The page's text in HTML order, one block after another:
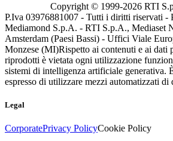
Copyright © 1999-2026 RTI
P.Iva 03976881007 - Tutti i diritti riservati -
Mediamond S.p.A. - RTI S.p.A., Mediaset
Amsterdam (Paesi Bassi) - Uffici Viale
Monzese (MI)Rispetto ai contenuti e ai dati
riprodotti è vietata ogni utilizzazione
sistemi di intelligenza artificiale generativa.
espresso di utilizzare mezzi automatizzati di
Legal
CorporatePrivacy PolicyCookie Policy